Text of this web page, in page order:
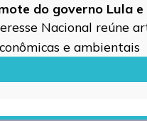
do governo Lula
Nacional reúne
e ambientais